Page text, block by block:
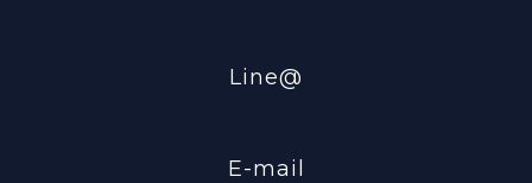
Line@
E-mail